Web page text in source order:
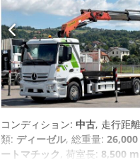
コンディション: 中古, 走行距
類: ディーゼル, 総重量: 26,000
ートマチック, 荷室長: 8,500